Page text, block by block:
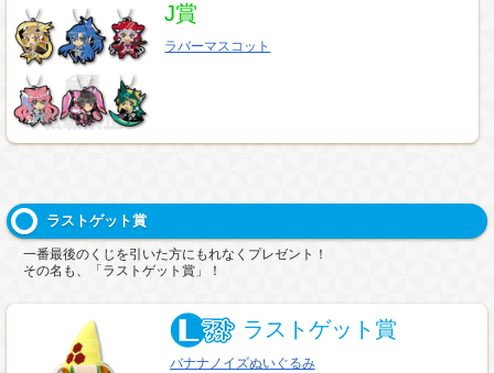
J賞
ラバーマスコット
ラストゲット賞
一番最後のくじを引いた方にもれなくプレゼント！
その名も、「ラストゲット賞」！
ラストゲット賞
バナナノイズぬいぐるみ